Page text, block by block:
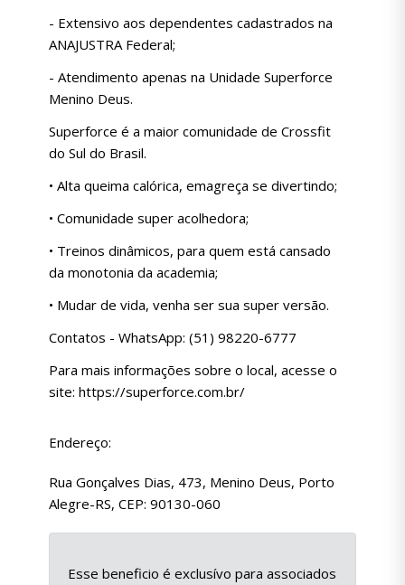
- Extensivo aos dependentes cadastrados na
ANAJUSTRA Federal;
- Atendimento apenas na Unidade Superforce
Menino Deus.
Superforce é a maior comunidade de Crossfit
do Sul do Brasil.
• Alta queima calórica, emagreça se divertindo;
• Comunidade super acolhedora;
• Treinos dinâmicos, para quem está cansado
da monotonia da academia;
• Mudar de vida, venha ser sua super versão.
Contatos - WhatsApp: (51) 98220-6777
Para mais informações sobre o local, acesse o
site: https://superforce.com.br/
Endereço:
Rua Gonçalves Dias, 473, Menino Deus, Porto
Alegre-RS, CEP: 90130-060
Esse beneficio é exclusívo para associados